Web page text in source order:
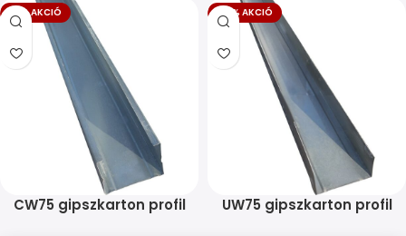
-9% AKCIÓ
CW75 gipszkarton profil
-10% AKCIÓ
UW75 gipszkarton profil